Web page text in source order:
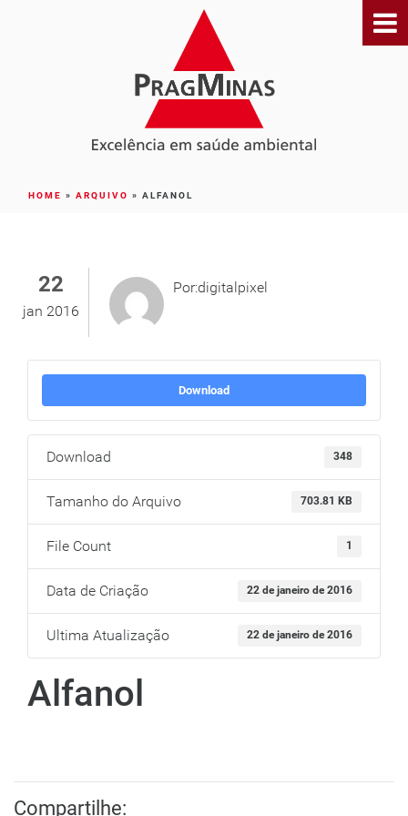
HOME » ARQUIVO » ALFANOL
Por:digitalpixel
22
jan 2016
Download
Download 348
Tamanho do Arquivo 703.81 KB
File Count 1
Data de Criação 22 de janeiro de 2016
Ultima Atualização 22 de janeiro de 2016
Alfanol
Compartilhe: